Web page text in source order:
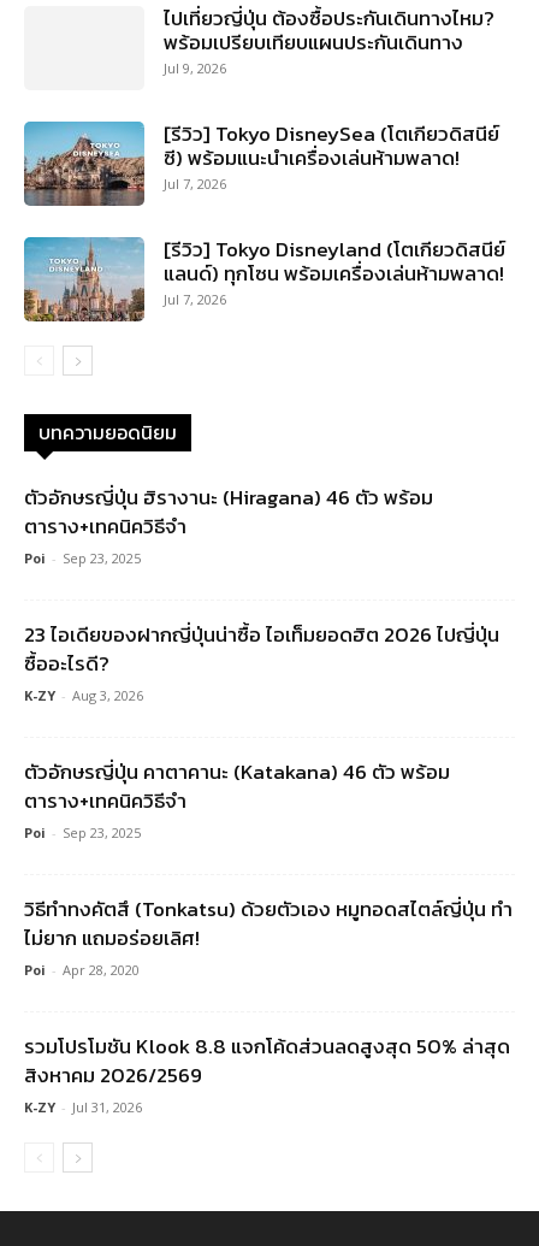
ไปเที่ยวญี่ปุ่น ต้องซื้อประกันเดินทางไหม?
พร้อมเปรียบเทียบแผนประกันเดินทาง
Jul 9, 2026
[รีวิว] Tokyo DisneySea (โตเกียวดิสนีย์
ซี) พร้อมแนะนำเครื่องเล่นห้ามพลาด!
Jul 7, 2026
[รีวิว] Tokyo Disneyland (โตเกียวดิสนีย์
แลนด์) ทุกโซน พร้อมเครื่องเล่นห้ามพลาด!
Jul 7, 2026
บทความยอดนิยม
ตัวอักษรญี่ปุ่น ฮิรางานะ (Hiragana) 46 ตัว พร้อม
ตาราง+เทคนิควิธีจำ
Poi - Sep 23, 2025
23 ไอเดียของฝากญี่ปุ่นน่าซื้อ ไอเท็มยอดฮิต 2026 ไปญี่ปุ่น
ซื้ออะไรดี?
K-ZY - Aug 3, 2026
ตัวอักษรญี่ปุ่น คาตาคานะ (Katakana) 46 ตัว พร้อม
ตาราง+เทคนิควิธีจำ
Poi - Sep 23, 2025
วิธีทำทงคัตสึ (Tonkatsu) ด้วยตัวเอง หมูทอดสไตล์ญี่ปุ่น ทำ
ไม่ยาก แถมอร่อยเลิศ!
Poi - Apr 28, 2020
รวมโปรโมชัน Klook 8.8 แจกโค้ดส่วนลดสูงสุด 50% ล่าสุด
สิงหาคม 2026/2569
K-ZY - Jul 31, 2026